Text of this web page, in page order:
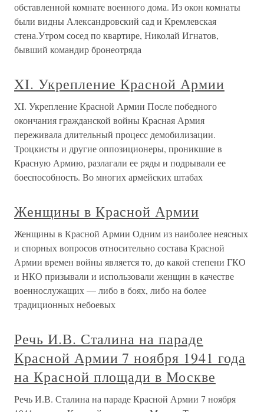
обставленной комнате военного дома. Из окон комнаты
были видны Александровский сад и Кремлевская
стена.Утром сосед по квартире, Николай Игнатов,
бывший командир бронеотряда
XI. Укрепление Красной Армии
XI. Укрепление Красной Армии После победного
окончания гражданской войны Красная Армия
переживала длительный процесс демобилизации.
Троцкисты и другие оппозиционеры, проникшие в
Красную Армию, разлагали ее ряды и подрывали ее
боеспособность. Во многих армейских штабах
Женщины в Красной Армии
Женщины в Красной Армии Одним из наиболее неясных
и спорных вопросов относительно состава Красной
Армии времен войны является то, до какой степени ГКО
и НКО призывали и использовали женщин в качестве
военнослужащих — либо в боях, либо на более
традиционных небоевых
Речь И.В. Сталина на параде
Красной Армии 7 ноября 1941 года
на Красной площади в Москве
Речь И.В. Сталина на параде Красной Армии 7 ноября